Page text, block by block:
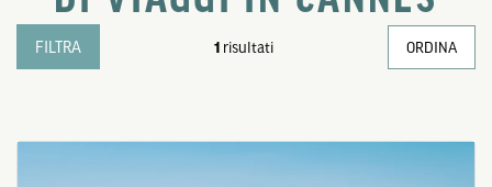
FILTRA 1 risultati ORDINA